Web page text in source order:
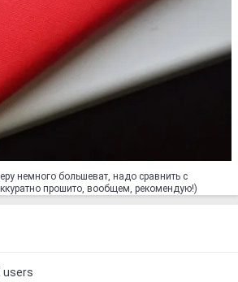
немного большеват, надо сравнить с
прошито, вообщем, рекомендую!)
users